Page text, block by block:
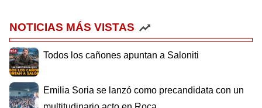
NOTICIAS MÁS VISTAS
Todos los cañones apuntan a Saloniti
Emilia Soria se lanzó como precandidata con un